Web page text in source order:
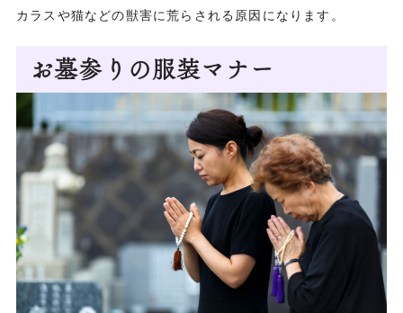
カラスや猫などの獣害に荒らされる原因になります。
お墓参りの服装マナー